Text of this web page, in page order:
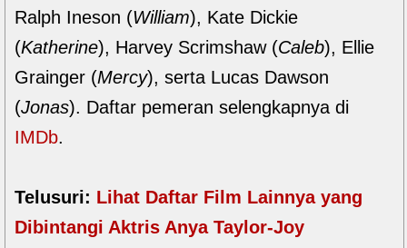
Ralph Ineson (William), Kate Dickie
(Katherine), Harvey Scrimshaw (Caleb), Ellie
Grainger (Mercy), serta Lucas Dawson
(Jonas). Daftar pemeran selengkapnya di
IMDb.
Telusuri: Lihat Daftar Film Lainnya yang
Dibintangi Aktris Anya Taylor-Joy